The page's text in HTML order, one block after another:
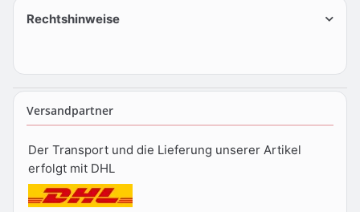
Rechtshinweise
Versandpartner
Der Transport und die Lieferung unserer Artikel
erfolgt mit DHL